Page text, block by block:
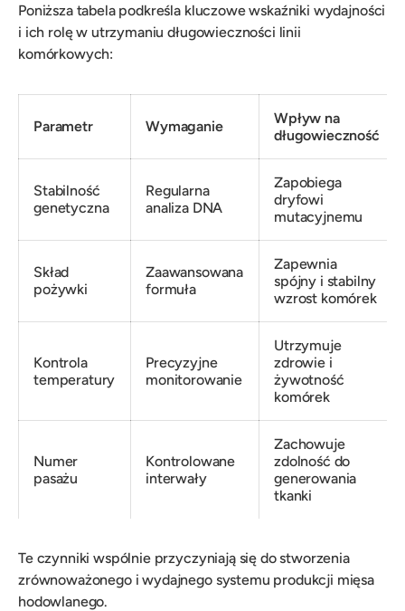
Poniższa tabela podkreśla kluczowe wskaźniki wydajności
i ich rolę w utrzymaniu długowieczności linii
komórkowych:
Parametr Wymaganie
Wpływ na
długowieczność
Stabilność
genetyczna
Regularna
analiza DNA
Zapobiega
dryfowi
mutacyjnemu
Skład
pożywki
Zaawansowana
formuła
Zapewnia
spójny i stabilny
wzrost komórek
Kontrola
temperatury
Precyzyjne
monitorowanie
Utrzymuje
zdrowie i
żywotność
komórek
Numer
pasażu
Kontrolowane
interwały
Zachowuje
zdolność do
generowania
tkanki
Te czynniki wspólnie przyczyniają się do stworzenia
zrównoważonego i wydajnego systemu produkcji mięsa
hodowlanego.